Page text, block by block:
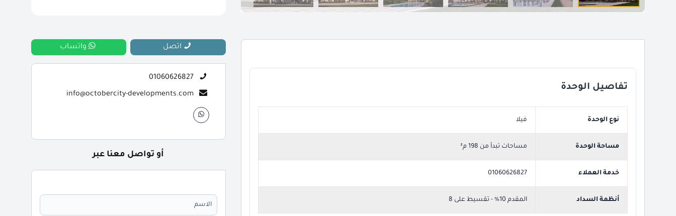
تفاصيل الوحدة
نوع الوحدة فيلا
مساحة الوحدة مساحات تبدأ من 198 م²
خدمة العملاء 01060626827
أنظمة السداد المقدم 10% - تقسيط على 8
اتصل واتساب
01060626827
info@octobercity-developments.com
أو تواصل معنا عبر